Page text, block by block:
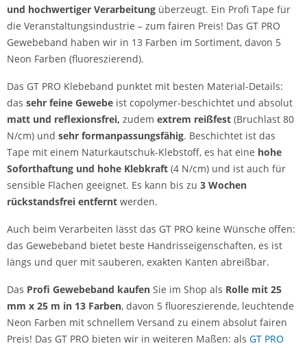
und hochwertiger Verarbeitung überzeugt. Ein Profi Tape für
die Veranstaltungsindustrie – zum fairen Preis! Das GT PRO
Gewebeband haben wir in 13 Farben im Sortiment, davon 5
Neon Farben (fluoreszierend).
Das GT PRO Klebeband punktet mit besten Material-Details:
das sehr feine Gewebe ist copolymer-beschichtet und absolut
matt und reflexionsfrei, zudem extrem reißfest (Bruchlast 80
N/cm) und sehr formanpassungsfähig. Beschichtet ist das
Tape mit einem Naturkautschuk-Klebstoff, es hat eine hohe
Soforthaftung und hohe Klebkraft (4 N/cm) und ist auch für
sensible Flächen geeignet. Es kann bis zu 3 Wochen
rückstandsfrei entfernt werden.
Auch beim Verarbeiten lässt das GT PRO keine Wünsche offen:
das Gewebeband bietet beste Handrisseigenschaften, es ist
längs und quer mit sauberen, exakten Kanten abreißbar.
Das Profi Gewebeband kaufen Sie im Shop als Rolle mit 25
mm x 25 m in 13 Farben, davon 5 fluoreszierende, leuchtende
Neon Farben mit schnellem Versand zu einem absolut fairen
Preis! Das GT PRO bieten wir in weiteren Maßen: als GT PRO